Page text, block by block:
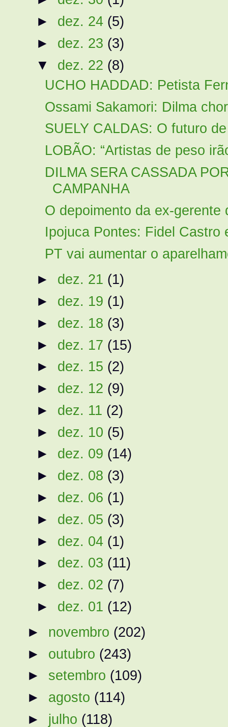
► dez. 24 (5)
► dez. 23 (3)
▼ dez. 22 (8)
UCHO HADDAD: Petista
Ossami Sakamori: Dilma
SUELY CALDAS: O futuro
LOBÃO: “Artistas de peso
DILMA SERA CASSADA
CAMPANHA
O depoimento da ex-gerente
Ipojuca Pontes: Fidel Castro
PT vai aumentar o
► dez. 21 (1)
► dez. 19 (1)
► dez. 18 (3)
► dez. 17 (15)
► dez. 15 (2)
► dez. 12 (9)
► dez. 11 (2)
► dez. 10 (5)
► dez. 09 (14)
► dez. 08 (3)
► dez. 06 (1)
► dez. 05 (3)
► dez. 04 (1)
► dez. 03 (11)
► dez. 02 (7)
► dez. 01 (12)
► novembro (202)
► outubro (243)
► setembro (109)
► agosto (114)
► julho (118)